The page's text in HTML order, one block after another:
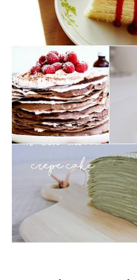
ไลฟ์
ไตล์
ดูด
วง
ผู้
หญิง
ผู้ชาย
สุขภาพ
เที่ยว
สูตร